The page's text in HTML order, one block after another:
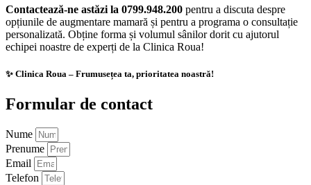
Contactează-ne astăzi la 0799.948.200 pentru a discuta despre
opțiunile de augmentare mamară și pentru a programa o consultație
personalizată. Obține forma și volumul sânilor dorit cu ajutorul
echipei noastre de experți de la Clinica Roua!
✨ Clinica Roua – Frumusețea ta, prioritatea noastră!
Formular de contact
Nume
Prenume
Email
Telefon